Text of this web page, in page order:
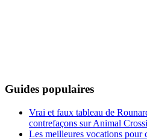
Guides populaires
Vrai et faux tableau de
contrefaçons sur Animal
Les meilleures vocations pour